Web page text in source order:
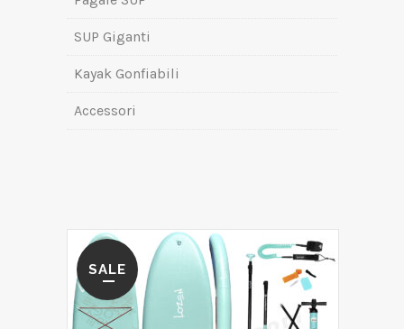
SUP Giganti
Kayak Gonfiabili
Accessori
SALE